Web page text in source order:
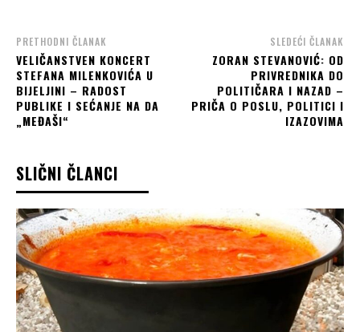
PRETHODNI ČLANAK
VELIČANSTVEN KONCERT
STEFANA MILENKOVIĆA U
BIJELJINI – RADOST
PUBLIKE I SEĆANJE NA DA
„MEĐAŠI“
SLEDEĆI ČLANAK
ZORAN STEVANOVIĆ: OD
PRIVREDNIKA DO
POLITIČARA I NAZAD –
PRIČA O POSLU, POLITICI I
IZAZOVIMA
SLIČNI ČLANCI